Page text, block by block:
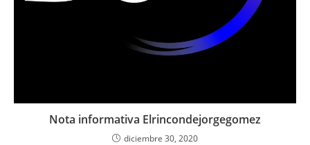
Nota informativa Elrincondejorgegomez
diciembre 30, 2020